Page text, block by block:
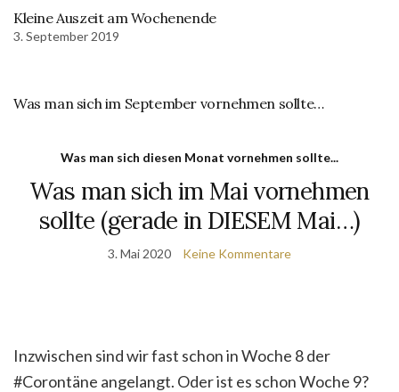
Kleine Auszeit am Wochenende
3. September 2019
Was man sich im September vornehmen sollte…
Was man sich diesen Monat vornehmen sollte...
Was man sich im Mai vornehmen
sollte (gerade in DIESEM Mai…)
3. Mai 2020 Keine Kommentare
Inzwischen sind wir fast schon in Woche 8 der
#Corontäne angelangt. Oder ist es schon Woche 9?